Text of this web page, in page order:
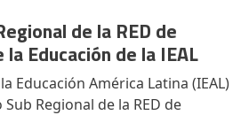
de la RED de
Educación de la IEAL
Educación América Latina (IEAL)
Regional de la RED de